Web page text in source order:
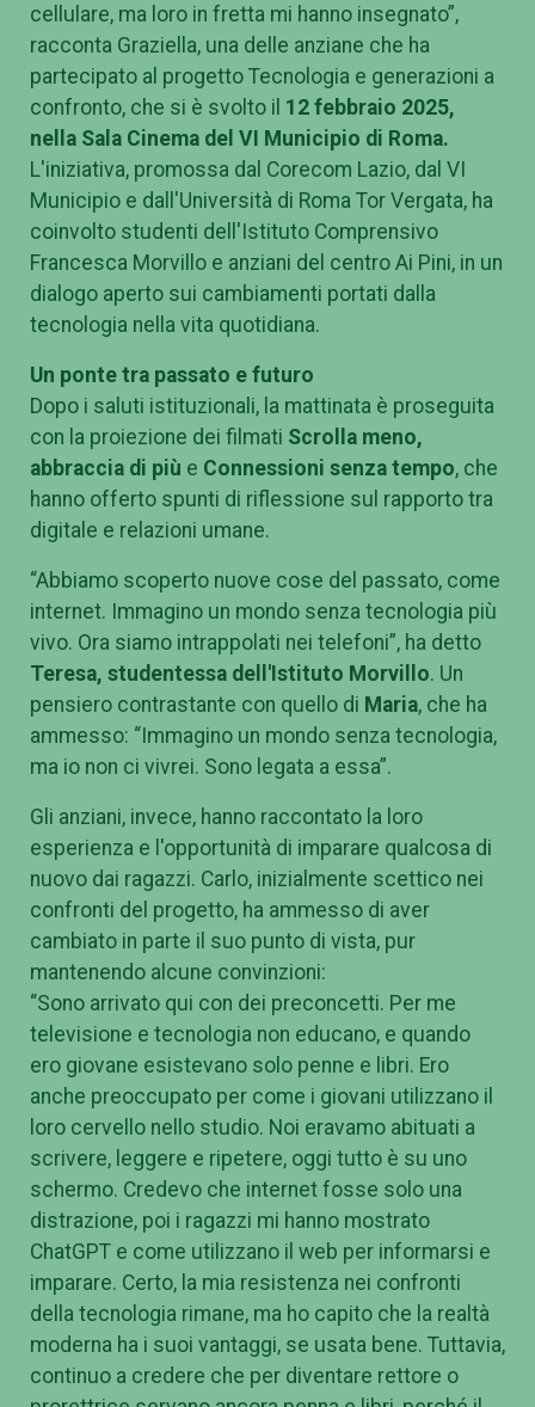
cellulare, ma loro in fretta mi hanno insegnato”,
racconta Graziella, una delle anziane che ha
partecipato al progetto Tecnologia e generazioni a
confronto, che si è svolto il 12 febbraio 2025,
nella Sala Cinema del VI Municipio di Roma.
L'iniziativa, promossa dal Corecom Lazio, dal VI
Municipio e dall'Università di Roma Tor Vergata, ha
coinvolto studenti dell'Istituto Comprensivo
Francesca Morvillo e anziani del centro Ai Pini, in un
dialogo aperto sui cambiamenti portati dalla
tecnologia nella vita quotidiana.
Un ponte tra passato e futuro
Dopo i saluti istituzionali, la mattinata è proseguita
con la proiezione dei filmati Scrolla meno,
abbraccia di più e Connessioni senza tempo, che
hanno offerto spunti di riflessione sul rapporto tra
digitale e relazioni umane.
“Abbiamo scoperto nuove cose del passato, come
internet. Immagino un mondo senza tecnologia più
vivo. Ora siamo intrappolati nei telefoni”, ha detto
Teresa, studentessa dell'Istituto Morvillo. Un
pensiero contrastante con quello di Maria, che ha
ammesso: “Immagino un mondo senza tecnologia,
ma io non ci vivrei. Sono legata a essa”.
Gli anziani, invece, hanno raccontato la loro
esperienza e l'opportunità di imparare qualcosa di
nuovo dai ragazzi. Carlo, inizialmente scettico nei
confronti del progetto, ha ammesso di aver
cambiato in parte il suo punto di vista, pur
mantenendo alcune convinzioni:
“Sono arrivato qui con dei preconcetti. Per me
televisione e tecnologia non educano, e quando
ero giovane esistevano solo penne e libri. Ero
anche preoccupato per come i giovani utilizzano il
loro cervello nello studio. Noi eravamo abituati a
scrivere, leggere e ripetere, oggi tutto è su uno
schermo. Credevo che internet fosse solo una
distrazione, poi i ragazzi mi hanno mostrato
ChatGPT e come utilizzano il web per informarsi e
imparare. Certo, la mia resistenza nei confronti
della tecnologia rimane, ma ho capito che la realtà
moderna ha i suoi vantaggi, se usata bene. Tuttavia,
continuo a credere che per diventare rettore o